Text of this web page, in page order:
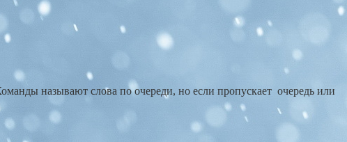
называют слова по очереди, но если пропускает очередь или